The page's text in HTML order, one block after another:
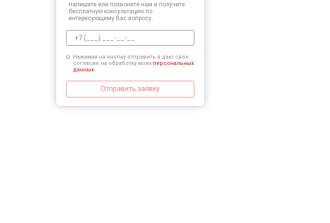
Напишите или позвоните нам и получите
бесплатную консультацию по
интересующему Вас вопросу.
Нажимая на кнопку отправить я даю свое
согласие на обработку моих персональных
данных.
Отправить заявку